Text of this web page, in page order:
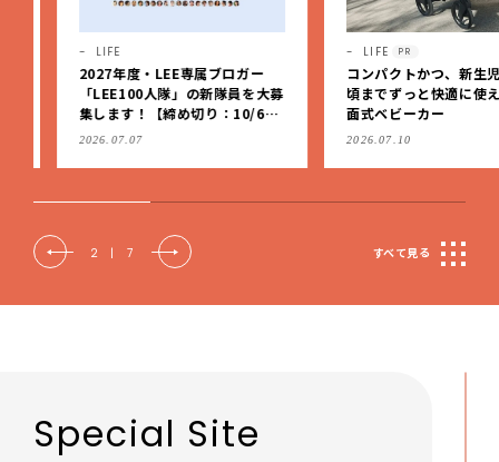
LIFE
2027年度・LEE専属ブロガー
「LEE100人隊」の新隊員を大募
集します！【締め切り：10/6
（火）】
2026.07.07
LIFE PR
コンパクトかつ、新生児か
頃までずっと快適に使える
面式ベビーカー
2026.07.10
2 | 7 すべて見る
Special Site